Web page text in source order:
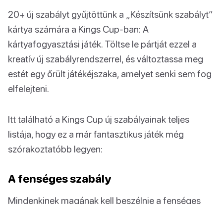
20+ új szabályt gyűjtöttünk a „Készítsünk szabályt”
kártya számára a Kings Cup-ban: A
kártyafogyasztási játék. Töltse le pártját ezzel a
kreatív új szabályrendszerrel, és változtassa meg
estét egy őrült játékéjszaka, amelyet senki sem fog
elfelejteni.
Itt található a Kings Cup új szabályainak teljes
listája, hogy ez a már fantasztikus játék még
szórakoztatóbb legyen:
A fenséges szabály
Mindenkinek magának kell beszélnie a fenséges